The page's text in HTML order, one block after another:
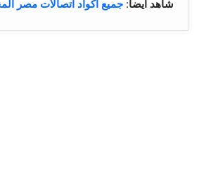
شاهد أيضاً: جميع اكواد اتصالات مصر